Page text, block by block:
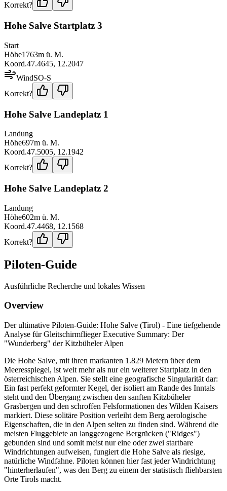
Korrekt?
Hohe Salve Startplatz 3
Start
Höhe1763m ü. M.
Koord.47.4645, 12.2047
WindSO-S
Korrekt?
Hohe Salve Landeplatz 1
Landung
Höhe697m ü. M.
Koord.47.5005, 12.1942
Korrekt?
Hohe Salve Landeplatz 2
Landung
Höhe602m ü. M.
Koord.47.4468, 12.1568
Korrekt?
Piloten-Guide
Ausführliche Recherche und lokales Wissen
Overview
Der ultimative Piloten-Guide: Hohe Salve (Tirol) - Eine tiefgehende
Analyse für Gleitschirmflieger Executive Summary: Der
"Wunderberg" der Kitzbüheler Alpen
Die Hohe Salve, mit ihren markanten 1.829 Metern über dem
Meeresspiegel, ist weit mehr als nur ein weiterer Startplatz in den
österreichischen Alpen. Sie stellt eine geografische Singularität dar:
Ein fast perfekt geformter Kegel, der isoliert am Rande des Inntals
steht und den Übergang zwischen den sanften Kitzbüheler
Grasbergen und den schroffen Felsformationen des Wilden Kaisers
markiert. Diese solitäre Position verleiht dem Berg aerologische
Eigenschaften, die in den Alpen selten zu finden sind. Während die
meisten Fluggebiete an langgezogene Bergrücken ("Ridges")
gebunden sind und somit meist nur eine oder zwei startbare
Windrichtungen aufweisen, fungiert die Hohe Salve als riesige,
natürliche Windfahne. Piloten können hier fast jeder Windrichtung
"hinterherlaufen", was den Berg zu einem der statistisch fliehbarsten
Orte Tirols macht.